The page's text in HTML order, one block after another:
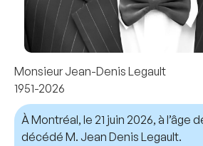
Monsieur Jean-Denis Legault
1951-2026
À Montréal, le 21 juin 2026, à l’âge
décédé M. Jean Denis Legault.